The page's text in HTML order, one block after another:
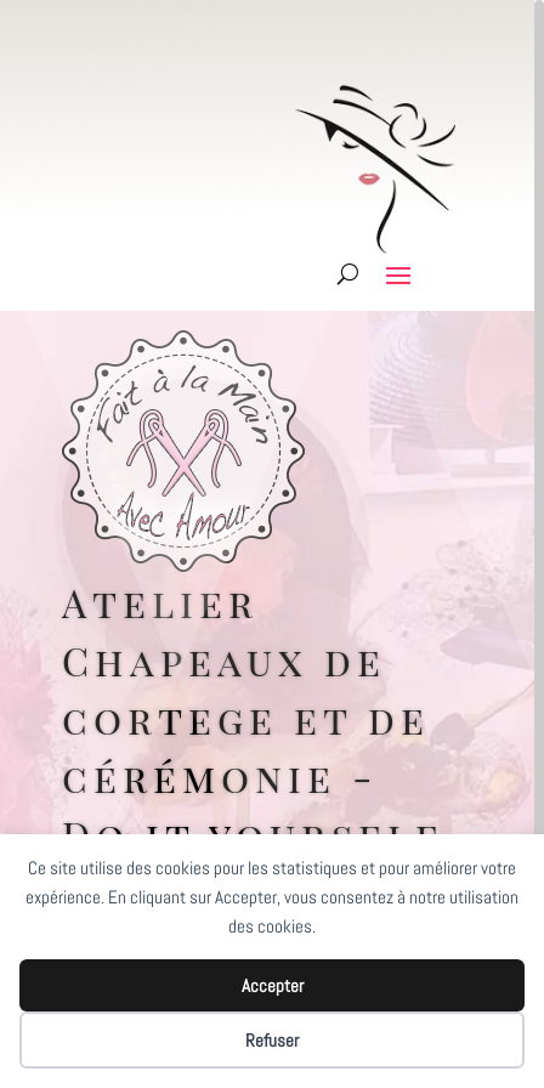
Ce site utilise des cookies pour les statistiques et pour améliorer votre
expérience. En cliquant sur Accepter, vous consentez à notre utilisation
des cookies.
Accepter
Refuser
Atelier
Chapeaux de
cortege et de
cérémonie -
Do it yourself
(DIY)*
Dédié à la future mariée,
sa maman, belle-maman